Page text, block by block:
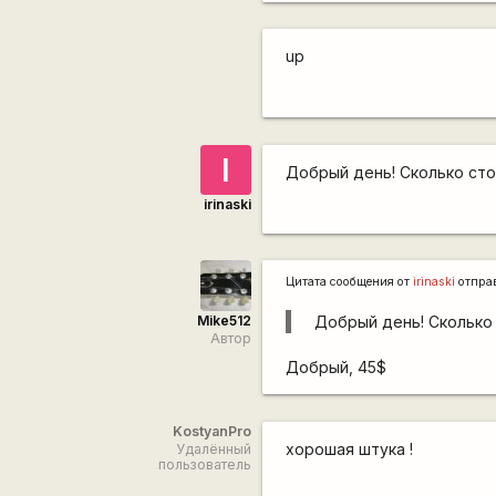
up
I
irinaski
Добрый день! Сколько
Mike512
Автор
Цитата сообщения отirinaski
Добрый день! Сколько
Добрый, 45$
KostyanPro
Удалённый
пользователь
хорошая штука !